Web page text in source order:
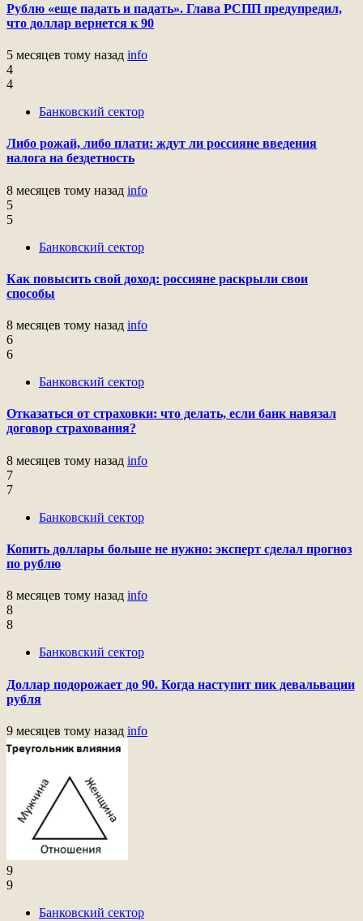
Рублю «еще падать и падать». Глава РСПП предупредил,
что доллар вернется к 90
5 месяцев тому назад info
4
4
Банковский сектор
Либо рожай, либо плати: ждут ли россияне введения
налога на бездетность
8 месяцев тому назад info
5
5
Банковский сектор
Как повысить свой доход: россияне раскрыли свои
способы
8 месяцев тому назад info
6
6
Банковский сектор
Отказаться от страховки: что делать, если банк навязал
договор страхования?
8 месяцев тому назад info
7
7
Банковский сектор
Копить доллары больше не нужно: эксперт сделал прогноз
по рублю
8 месяцев тому назад info
8
8
Банковский сектор
Доллар подорожает до 90. Когда наступит пик девальвации
рубля
9 месяцев тому назад info
9
9
Банковский сектор